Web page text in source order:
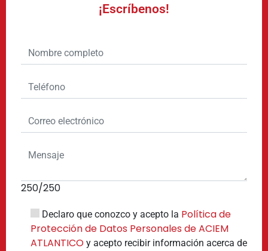
¡Escríbenos!
250/250
Declaro que conozco y acepto la Política de
Protección de Datos Personales de ACIEM
ATLANTICO y acepto recibir información acerca de